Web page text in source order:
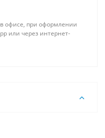
офисе, при оформлении
или через интернет-